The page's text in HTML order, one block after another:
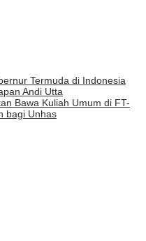
Termuda di Indonesia
Andi Utta
Bawa Kuliah Umum di FT-
bagi Unhas